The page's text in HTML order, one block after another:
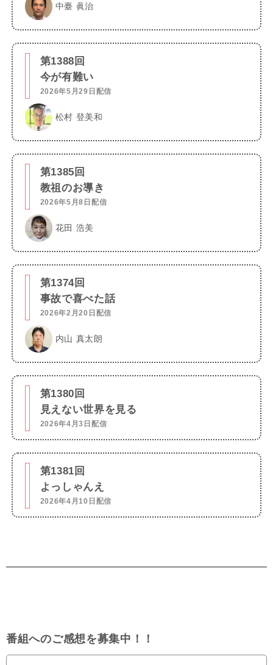
中臺 眞治
第1388回
今が有難い
2026年5月29日配信
松村 登美和
第1385回
教祖のお導き
2026年5月8日配信
花田 浩美
第1374回
事故で喜べた話
2026年2月20日配信
内山 真太朗
第1380回
見えない世界を見る
2026年4月3日配信
第1381回
よっしゃんえ
2026年4月10日配信
番組へのご感想を募集中！！